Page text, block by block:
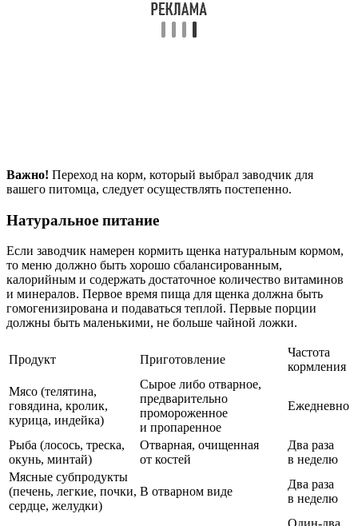
Важно! Переход на корм, который выбрал заводчик для
вашего питомца, следует осуществлять постепенно.
Натуральное питание
Если заводчик намерен кормить щенка натуральным кормом,
то меню должно быть хорошо сбалансированным,
калорийным и содержать достаточное количество витаминов
и минералов. Первое время пища для щенка должна быть
гомогенизирована и подаваться теплой. Первые порции
должны быть маленькими, не больше чайной ложки.
Продукт Приготовление
Частота
кормления
Мясо (телятина,
говядина, кролик,
курица, индейка)
Сырое либо отварное,
предварительно
промороженное
и пропаренное
Ежедневно
Рыба (лосось, треска,
окунь, минтай)
Отварная, очищенная
от костей
Два раза
в неделю
Мясные субпродукты
(печень, легкие, почки,
сердце, желудки)
В отварном виде
Два раза
в неделю